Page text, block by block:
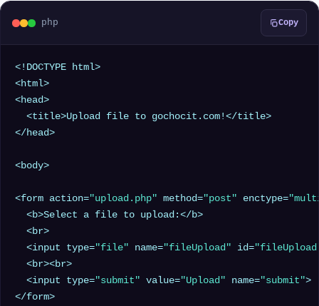
php Copy
<!DOCTYPE html>
<html>
<head>
  <title>Upload file to gochocit.com!</title>
</head>
<body>
<form action="upload.php" method="post" enctype=
  <b>Select a file to upload:</b>
  <br>
  <input type=
"file" name="fileUpload" id=
  <br><br>
  <input type=
"submit" value="Upload" name="submit">
</form>